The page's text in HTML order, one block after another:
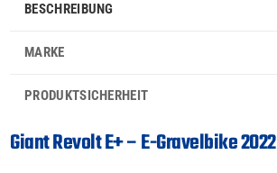
BESCHREIBUNG
MARKE
PRODUKTSICHERHEIT
Giant Revolt E+ – E-Gravelbike 2022